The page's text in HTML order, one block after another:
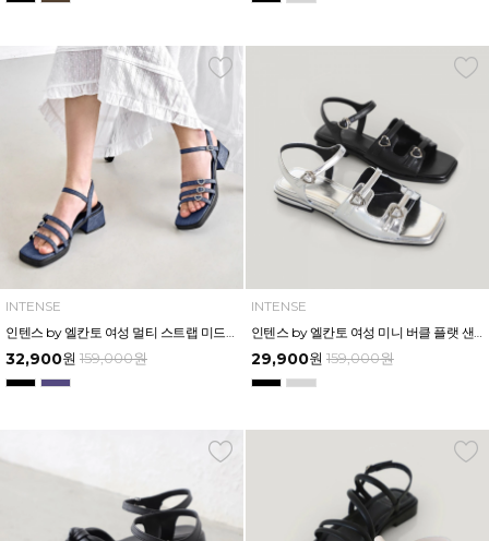
INTENSE
32,900원 159,000원
INTENSE
29,900원 159,000원